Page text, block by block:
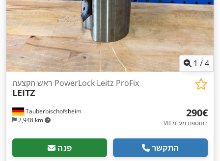
1 /4
Tauberbischofsheim
2,948 km
ראש הקצעה PowerLock Leitz ProFix
LEITZ
‏290 ‏€
VB בתוספת מע"מ
פנה התקשר